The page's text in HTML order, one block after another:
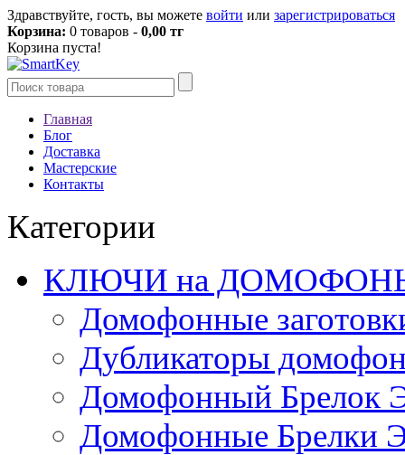
Здравствуйте, гость, вы можете войти или зарегистрироваться
Корзина: 0 товаров - 0,00 тг
Корзина пуста!
Главная
Блог
Доставка
Мастерские
Контакты
Категории
КЛЮЧИ на
Домофонные
Дубликаторы
Домофонный Брелок
Домофонные Брелки